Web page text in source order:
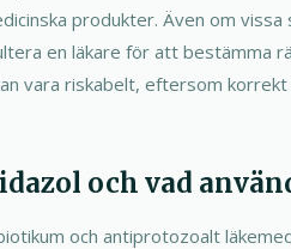
produkter. Även om
en läkare för att bestämma
vara riskabelt, eftersom
och vad
och antiprotozoalt